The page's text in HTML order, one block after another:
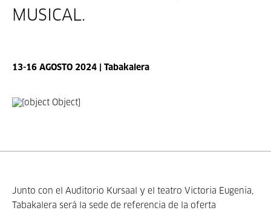
MUSICAL.
13-16 AGOSTO 2024 | Tabakalera
Junto con el Auditorio Kursaal y el teatro Victoria Eugenia,
Tabakalera será la sede de referencia de la oferta